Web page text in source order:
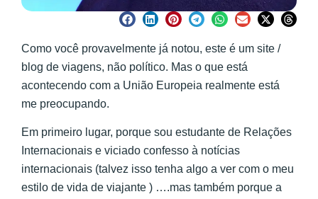
Como você provavelmente já notou, este é um site /
blog de viagens, não político. Mas o que está
acontecendo com a União Europeia realmente está
me preocupando.
Em primeiro lugar, porque sou estudante de Relações
Internacionais e viciado confesso à notícias
internacionais (talvez isso tenha algo a ver com o meu
estilo de vida de viajante ) ….mas também porque a